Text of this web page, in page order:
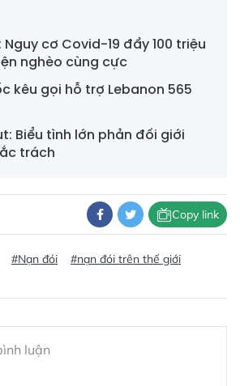
Nguy cơ Covid-19 đẩy 100 triệu
nghèo cùng cực
kêu gọi hỗ trợ Lebanon 565
Biểu tình lớn phản đối giới
trách
Copy link
#Nạn đói #nạn đói trên thế giới